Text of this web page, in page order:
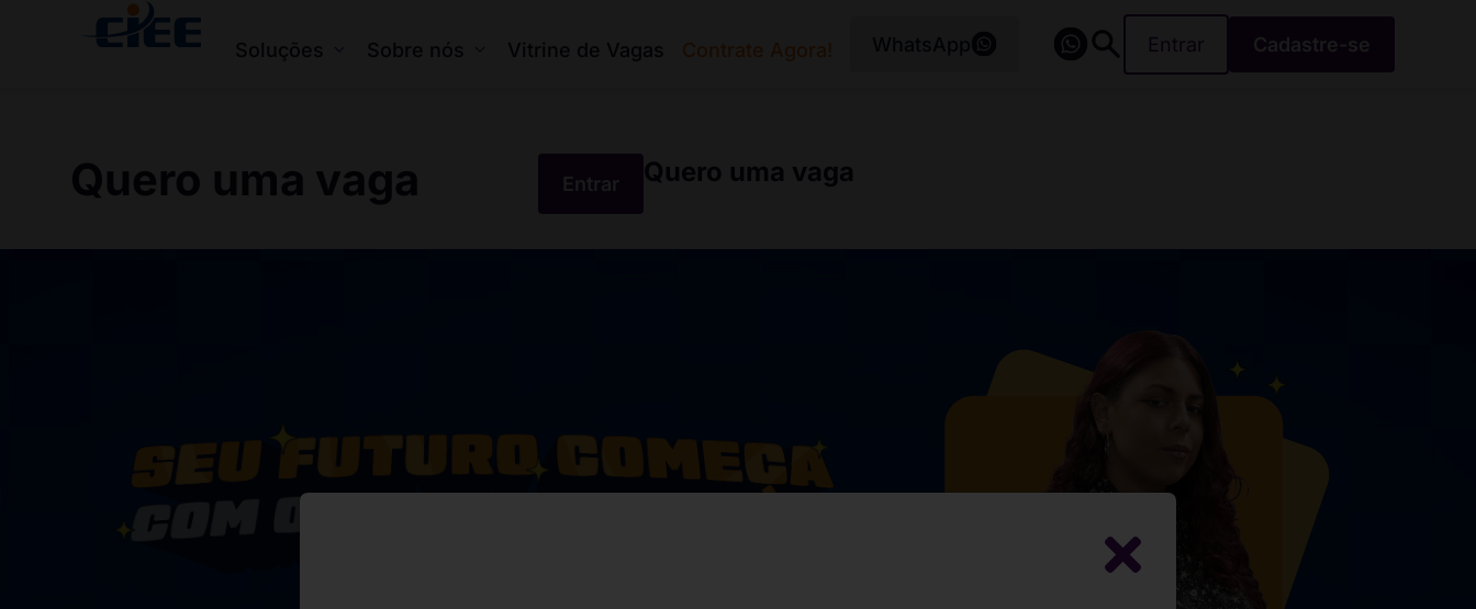
Soluções Sobre nós Vitrine de Vagas Contrate Agora! Entrar Cadastre-se
Quero uma vaga Entrar Quero uma vaga